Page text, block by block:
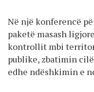
Në një konferencë
paketë masash
kontrollit mbi
publike, zbatimin
edhe ndëshkimin e